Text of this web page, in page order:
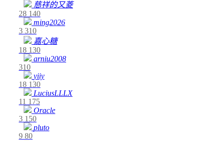
慈祥的又菱
28 140
ming2026
3 310
嘉心糖
18 130
arniu2008
310
yiiy
18 130
LuciusLLLX
11 175
Oracle
3 150
pluto
9 80